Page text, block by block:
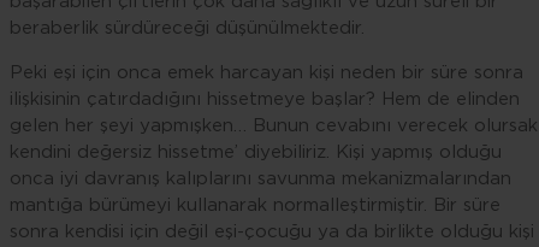
beraberlik sürdüreceği düşünülmektedir.
Peki eşi için onca emek harcayan kişi neden bir süre sonra
ilişkisinin çatırdadığını hissetmeye başlar? Hem de elinden
gelen her şeyi yapmışken… Bunun cevabını verecek olursak
kendini değersiz hissetme’ diyebiliriz. Kişi yapmış olduğu
onca iyi davranış kalıplarını savunma mekanizmalarından
mantığa bürümeyi kullanarak normalleştirmiştir. Bir süre
sonra kendisi için değil eşi-çocuğu ya da birlikte olduğu kişi